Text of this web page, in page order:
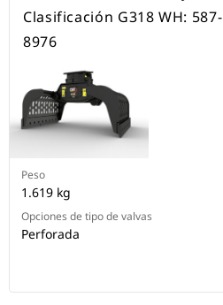
Clasificación G318 WH: 587-
8976
Peso
1.619 kg
Opciones de tipo de valvas
Perforada